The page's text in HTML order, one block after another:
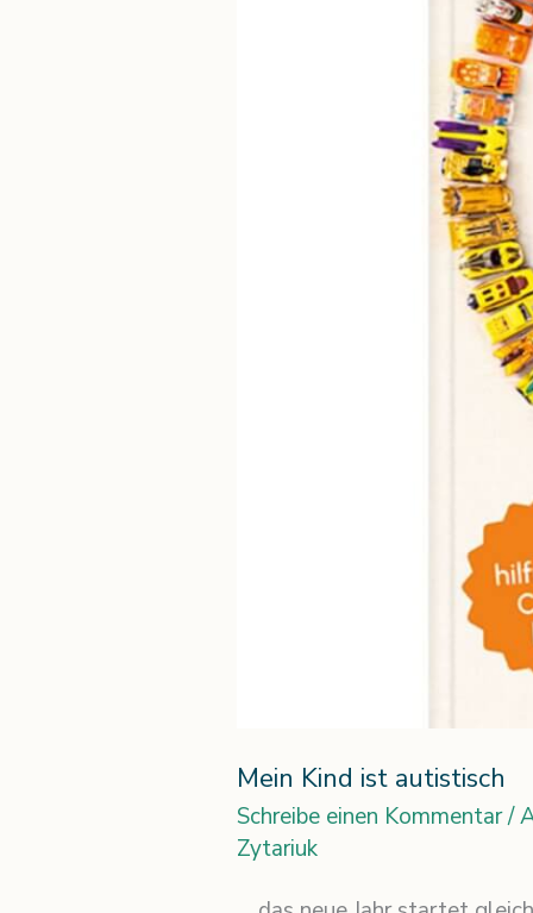
Mein Kind ist autistisch
Schreibe einen Kommentar/
Zytariuk